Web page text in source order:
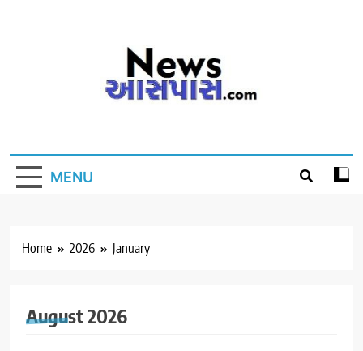
MENU
Home 2026 January
August 2026